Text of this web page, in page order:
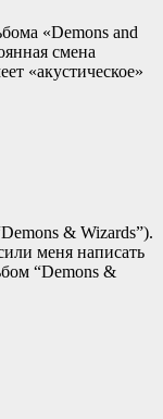
«Demons and
смена
«акустическое»
& Wizards”).
меня написать
“Demons &